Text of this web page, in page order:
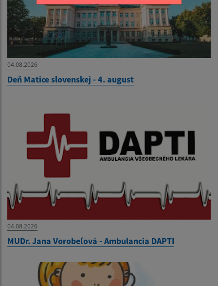
04.08.2026
Deň Matice slovenskej - 4. august
04.08.2026
MUDr. Jana Vorobeľová - Ambulancia DAPTI